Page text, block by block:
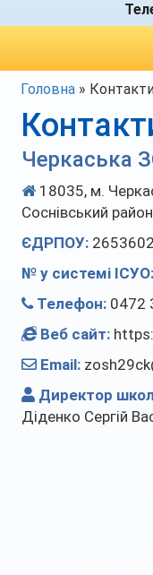
Головна »
Черкаська
18035, м.
Соснівський
ЄДРПОУ:
№ у системі ІСУО:
Телефон: 0472
Веб сайт:
Email:
Директор
Діденко Сергій